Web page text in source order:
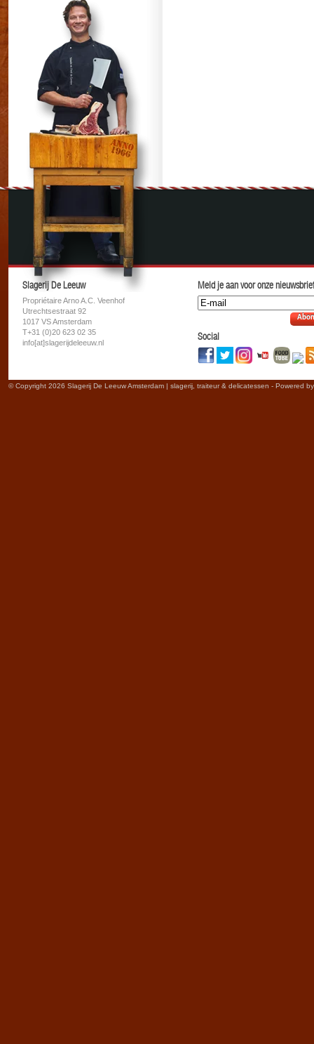
Slagerij De Leeuw
Propriétaire Arno A.C. Veenhof
Utrechtsestraat 92
1017 VS Amsterdam
T+31 (0)20 623 02 35
info[at]slagerijdeleeuw.nl
Meld je aan voor onze
Social
© Copyright 2026 Slagerij De Leeuw Amsterdam | slagerij, traiteur & delicatessen - Powered